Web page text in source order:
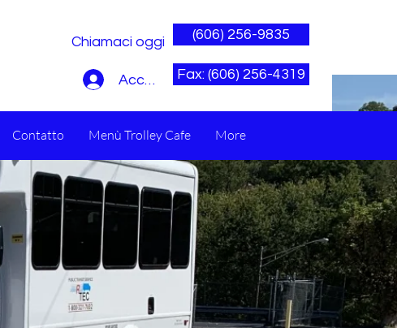
Chiamaci oggi (606) 256-9835
Accedi Fax: (606) 256-4319
Contatto Menù Trolley Cafe More